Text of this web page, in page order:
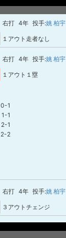
右打 4年 投手:姚 柏宇
１アウト走者なし
右打 4年 投手:姚 柏宇
１アウト１塁
0-1
1-1
2-1
2-2
右打 4年 投手:姚 柏宇
３アウトチェンジ